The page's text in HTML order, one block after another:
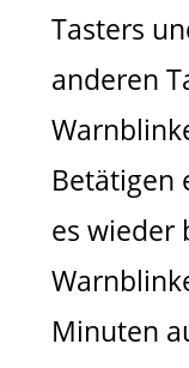
Tasters
anderen
Betätigen
es wieder
Minuten